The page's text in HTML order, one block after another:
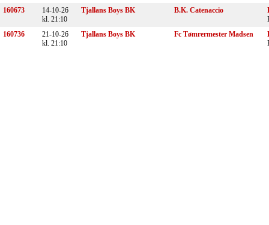
160673
14-10-26
kl. 21:10
Tjallans Boys BK B.K. Catenaccio
160736
21-10-26
kl. 21:10
Tjallans Boys BK Fc Tømrermester Madsen